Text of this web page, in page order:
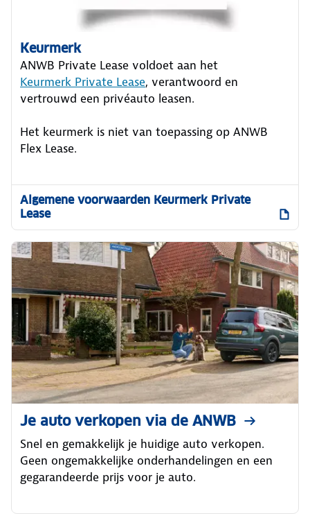
Keurmerk
ANWB Private Lease voldoet aan het
Keurmerk Private Lease, verantwoord en
vertrouwd een privéauto leasen.
Het keurmerk is niet van toepassing op ANWB
Flex Lease.
Algemene voorwaarden Keurmerk Private
Lease
Je auto verkopen via de ANWB
Snel en gemakkelijk je huidige auto verkopen.
Geen ongemakkelijke onderhandelingen en een
gegarandeerde prijs voor je auto.